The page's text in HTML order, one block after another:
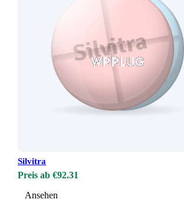
Silvitra
Preis ab €92.31
Ansehen